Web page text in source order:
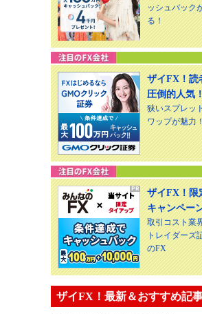
ッシュバック
る！
ザイFX！読
圧倒的人気！
狭いスプレッ
ワップが魅力！
ザイFX！限
キャンペー
取引コスト業
トレイダーズ
のFX
ザイFX！最新＆おすすめ記